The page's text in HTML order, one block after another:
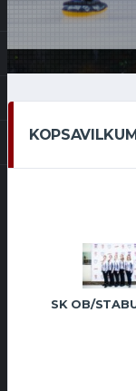
SK OB/